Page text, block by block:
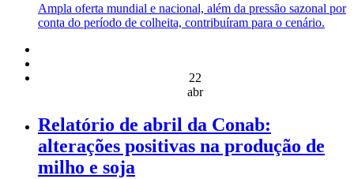
Ampla oferta mundial e nacional, além da pressão sazonal por
conta do período de colheita, contribuíram para o cenário.
22
abr
Relatório de abril da Conab:
alterações positivas na produção de
milho e soja